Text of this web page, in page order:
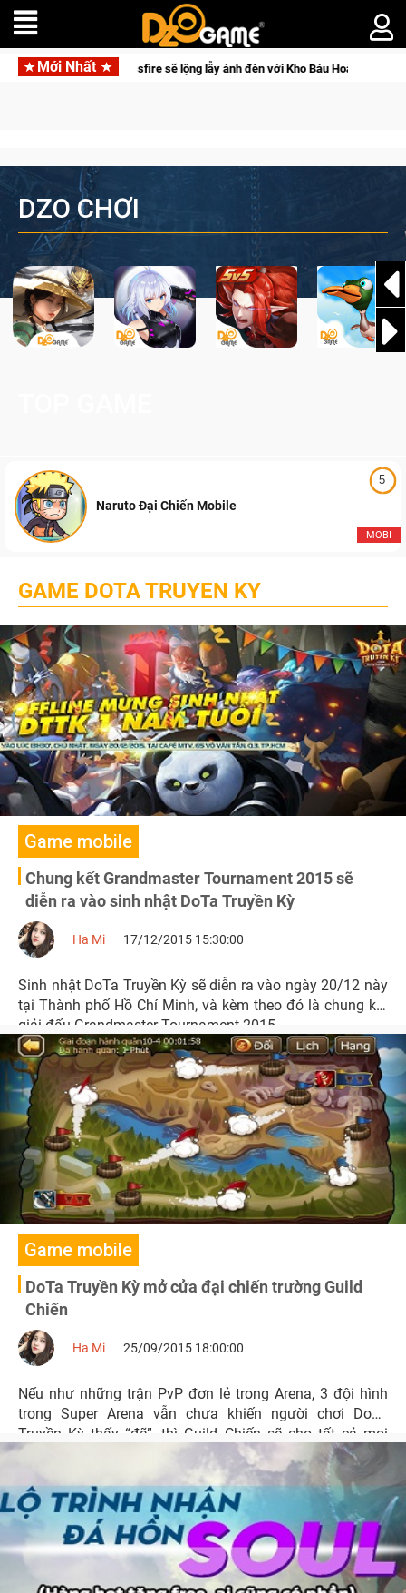
Mới Nhất
đèn với Kho Báu Hoàng Gia Sapphire Neon Punk
DZO CHƠI
5
MOBI
Naruto Đại Chiến Mobile
GAME DOTA TRUYEN KY
Game mobile
Chung kết Grandmaster Tournament 2015 sẽ
diễn ra vào sinh nhật DoTa Truyền Kỳ
Ha Mi 17/12/2015 15:30:00
Sinh nhật DoTa Truyền Kỳ sẽ diễn ra vào ngày 20/12 này
tại Thành phố Hồ Chí Minh, và kèm theo đó là chung kết
giải đấu Grandmaster Tournament 2015.
Game mobile
DoTa Truyền Kỳ mở cửa đại chiến trường Guild
Chiến
Ha Mi 25/09/2015 18:00:00
Nếu như những trận PvP đơn lẻ trong Arena, 3 đội hình
trong Super Arena vẫn chưa khiến người chơi DoTa
Truyền Kỳ thấy “đã”, thì Guild Chiến sẽ cho tất cả mọi
người chơi một cuộc chiến thuộc vào hàng “khủng” nhất
trong thế giới game trên di động.